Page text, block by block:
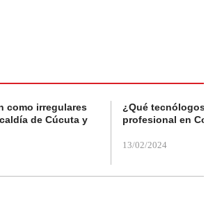
como irregulares
de Cúcuta y
¿Qué tecnólogos
profesional en
13/02/2024